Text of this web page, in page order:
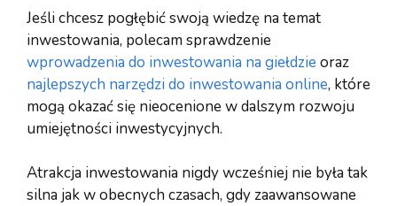
Jeśli chcesz pogłębić swoją wiedzę na temat
inwestowania, polecam sprawdzenie
wprowadzenia do inwestowania na giełdzie oraz
najlepszych narzędzi do inwestowania online, które
mogą okazać się nieocenione w dalszym rozwoju
umiejętności inwestycyjnych.
Atrakcja inwestowania nigdy wcześniej nie była tak
silna jak w obecnych czasach, gdy zaawansowane